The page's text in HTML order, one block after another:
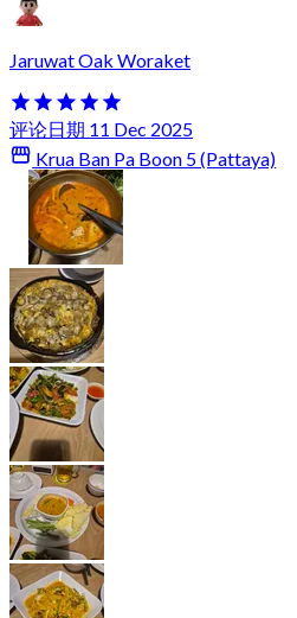
Jaruwat Oak Woraket
评论日期 11 Dec 2025
Krua Ban Pa Boon 5 (Pattaya)